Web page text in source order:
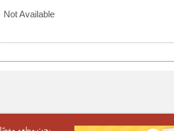
Not Available